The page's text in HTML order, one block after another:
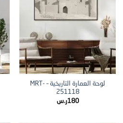
لوحة العمارة التاريخية – MRT-
251118
180ر.س